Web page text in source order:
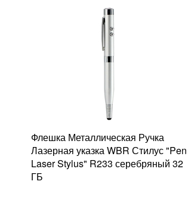
Флешка Металлическая Ручка
Лазерная указка WBR Стилус "Pen
Laser Stylus" R233 серебряный 32
ГБ